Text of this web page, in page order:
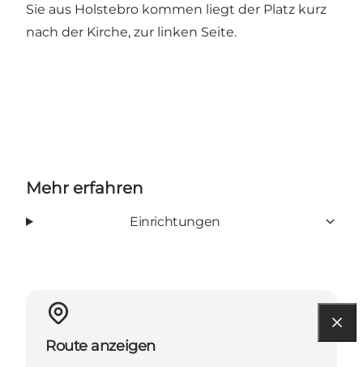
Sie aus Holstebro kommen liegt der Platz kurz
nach der Kirche, zur linken Seite.
Mehr erfahren
Einrichtungen
Route anzeigen